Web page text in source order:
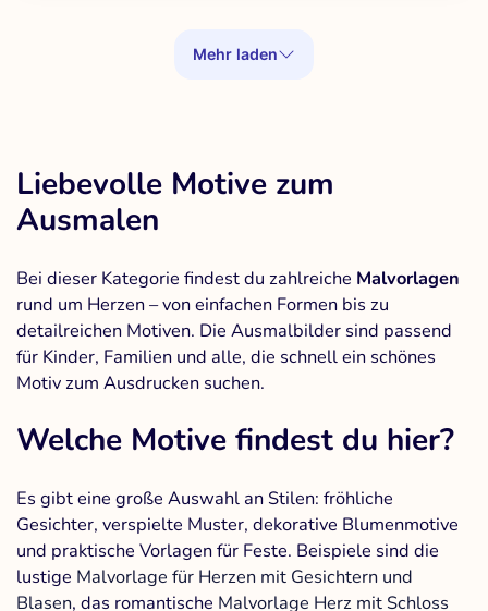
Mehr laden
Liebevolle Motive zum
Ausmalen
Bei dieser Kategorie findest du zahlreiche Malvorlagen
rund um Herzen – von einfachen Formen bis zu
detailreichen Motiven. Die Ausmalbilder sind passend
für Kinder, Familien und alle, die schnell ein schönes
Motiv zum Ausdrucken suchen.
Welche Motive findest du hier?
Es gibt eine große Auswahl an Stilen: fröhliche
Gesichter, verspielte Muster, dekorative Blumenmotive
und praktische Vorlagen für Feste. Beispiele sind die
lustige Malvorlage für Herzen mit Gesichtern und
Blasen, das romantische Malvorlage Herz mit Schloss